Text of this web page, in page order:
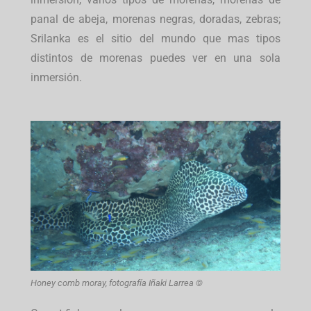
panal de abeja, morenas negras, doradas, zebras;
Srilanka es el sitio del mundo que mas tipos
distintos de morenas puedes ver en una sola
inmersión.
Honey comb moray, fotografía Iñaki Larrea ©